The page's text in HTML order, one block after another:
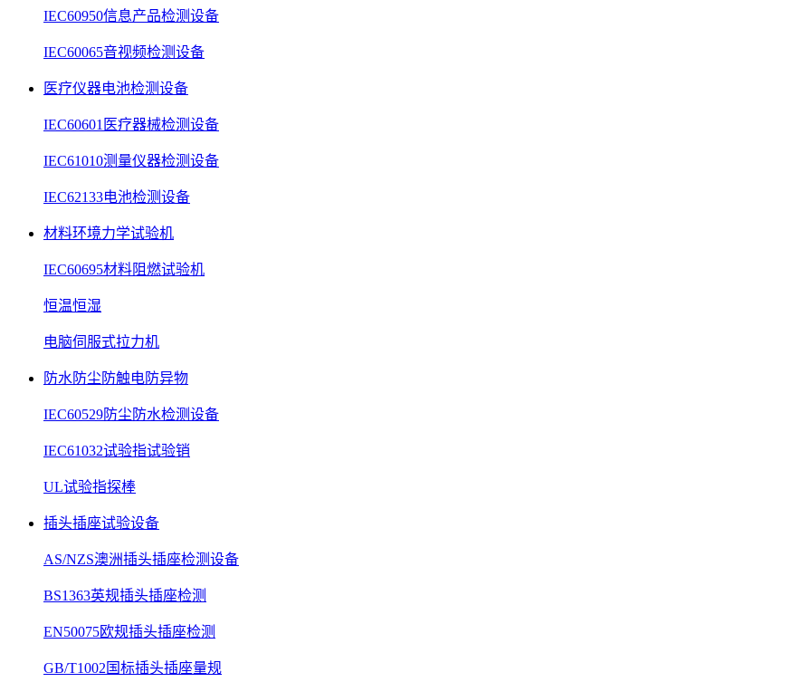
IEC60950信息产品检测设备
IEC60065音视频检测设备
医疗仪器电池检测设备
IEC60601医疗器械检测设备
IEC61010测量仪器检测设备
IEC62133电池检测设备
材料环境力学试验机
IEC60695材料阻燃试验机
恒温恒湿
电脑伺服式拉力机
防水防尘防触电防异物
IEC60529防尘防水检测设备
IEC61032试验指试验销
UL试验指探棒
插头插座试验设备
AS/NZS澳洲插头插座检测设备
BS1363英规插头插座检测
EN50075欧规插头插座检测
GB/T1002国标插头插座量规